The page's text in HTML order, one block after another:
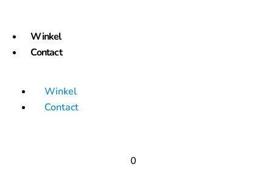
Winkel
Contact
Winkel
Contact
0